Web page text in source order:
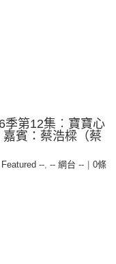
季第12集︰寶寶心
賓：蔡浩樑（蔡
--, -- 網台 --
0條